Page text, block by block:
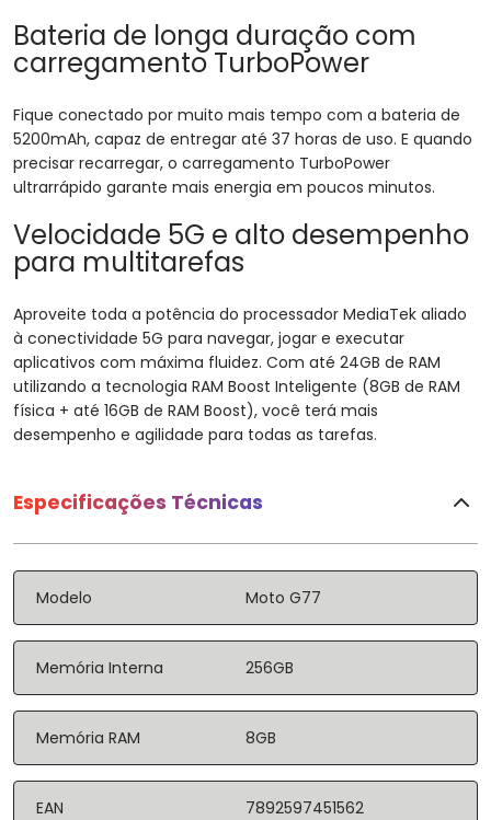
Bateria de longa duração com
carregamento TurboPower
Fique conectado por muito mais tempo com a bateria de
5200mAh, capaz de entregar até 37 horas de uso. E quando
precisar recarregar, o carregamento TurboPower
ultrarrápido garante mais energia em poucos minutos.
Velocidade 5G e alto desempenho
para multitarefas
Aproveite toda a potência do processador MediaTek aliado
à conectividade 5G para navegar, jogar e executar
aplicativos com máxima fluidez. Com até 24GB de RAM
utilizando a tecnologia RAM Boost Inteligente (8GB de RAM
física + até 16GB de RAM Boost), você terá mais
desempenho e agilidade para todas as tarefas.
Especificações Técnicas
Modelo Moto G77
Memória Interna 256GB
Memória RAM 8GB
EAN 7892597451562